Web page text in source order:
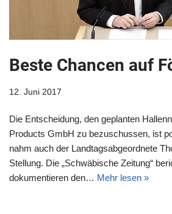
Beste Chancen auf
12. Juni 2017
Die Entscheidung, den geplanten
Products GmbH zu bezuschussen, ist
nahm auch der Landtagsabgeordnete
Stellung. Die „Schwäbische Zeitung“
dokumentieren den… Mehr lesen »